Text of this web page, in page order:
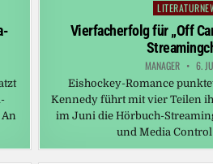
Posted
in
Vierfacherfolg für „Off
MANAGER 6.
Eishockey-Romance
Kennedy führt mit vier Teilen
im Juni die Hörbuch-
und Media